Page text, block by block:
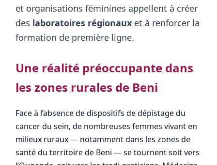
et organisations féminines appellent à créer
des laboratoires régionaux et à renforcer la
formation de première ligne.
Une réalité préoccupante dans
les zones rurales de Beni
Face à l’absence de dispositifs de dépistage du
cancer du sein, de nombreuses femmes vivant en
milieux ruraux — notamment dans les zones de
santé du territoire de Beni — se tournent soit vers